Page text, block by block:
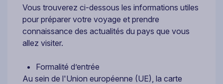
Vous trouverez ci-dessous les informations utiles
pour préparer votre voyage et prendre
connaissance des actualités du pays que vous
allez visiter.
Formalité d’entrée
Au sein de l'Union européenne (UE), la carte